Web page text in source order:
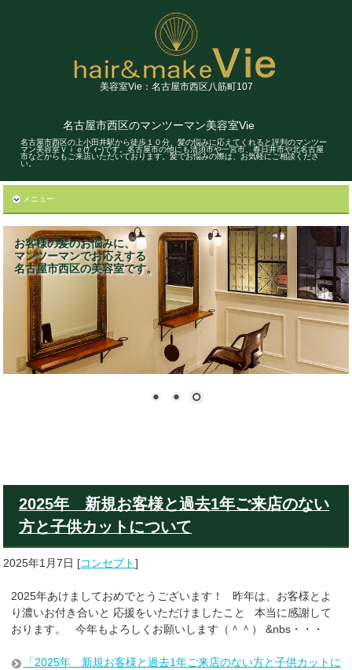
美容室Vie：名古屋市西区八筋町107
名古屋市西区のマンツーマン美容室Vie
名古屋市西区の上小田井駅から徒歩１０分、髪の悩みに応えてくれると評判のマンツー
マン美容室Ｖｉｅ(ｳﾞｨｰ)です。名古屋市の他にも清須市や一宮市、春日井市や北名古屋
市などからもご来店いただいております。髪でお悩みの際は、お気軽にご相談くださ
い。
メニュー
お客様の髪のお悩みに、
マンツーマンでお応えする
名古屋市西区の美容室です。
2025年 新規お客様と過去1年ご来店のない
方と子供カットについて
2025年1月7日 [コンセプト]
2025年あけましておめでとうございます！ 昨年は、お客様とよ
り濃いお付き合いと 応援をいただけましたこと 本当に感謝して
おります。 今年もよろしくお願いします（＾＾） &nbs・・・
「2025年 新規お客様と過去1年ご来店のない方と子供カットに